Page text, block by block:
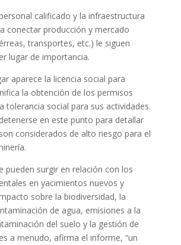
calificado y la infraestructura
conectar producción y mercado
transportes, etc.) le siguen
lugar de importancia.
aparece la licencia social para
la obtención de los permisos
tolerancia social para sus actividades.
en este punto para detallar
considerados de alto riesgo para el
pueden surgir en relación con los
en yacimientos nuevos y
sobre la biodiversidad, la
de agua, emisiones a la
del suelo y la gestión de
a menudo, afirma el informe, “un